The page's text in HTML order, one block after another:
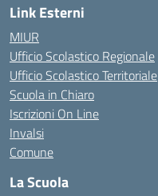
Link Esterni
MIUR
Ufficio Scolastico Regionale
Ufficio Scolastico Territoriale
Scuola in Chiaro
Iscrizioni On Line
Invalsi
Comune
La Scuola